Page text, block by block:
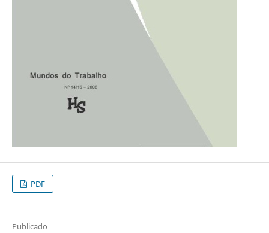
PDF
Publicado